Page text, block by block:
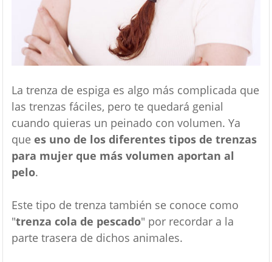
La trenza de espiga es algo más complicada que
las trenzas fáciles, pero te quedará genial
cuando quieras un peinado con volumen. Ya
que es uno de los diferentes tipos de trenzas
para mujer que más volumen aportan al
pelo.
Este tipo de trenza también se conoce como
"trenza cola de pescado" por recordar a la
parte trasera de dichos animales.